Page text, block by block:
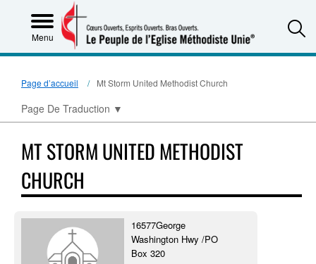
Menu
Page d’accueil Mt Storm United Methodist Church
Page De Traduction ▼
MT STORM UNITED METHODIST
CHURCH
16577George
Washington Hwy /PO
Box 320